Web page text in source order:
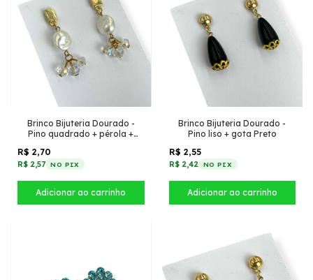
Brinco Bijuteria Dourado -
Pino quadrado + pérola +
R$ 2,70
R$ 2,57 NO PIX
Brinco Bijuteria Dourado -
Pino liso + gota Preto
R$ 2,55
R$ 2,42 NO PIX